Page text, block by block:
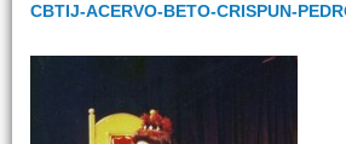
CBTIJ-ACERVO-BETO-CRISPUN-